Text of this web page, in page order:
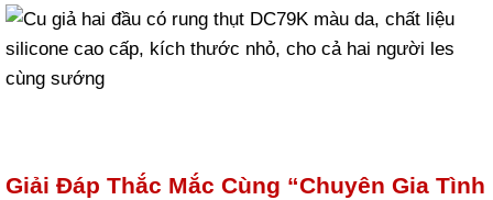
Giải Đáp Thắc Mắc Cùng “Chuyên Gia Tình